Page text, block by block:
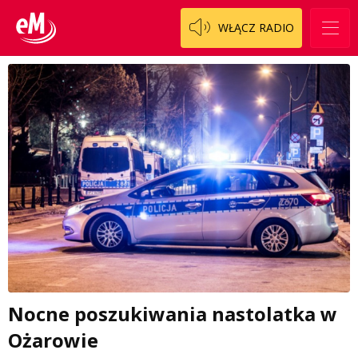
WŁĄCZ RADIO
Nocne poszukiwania nastolatka w
Ożarowie